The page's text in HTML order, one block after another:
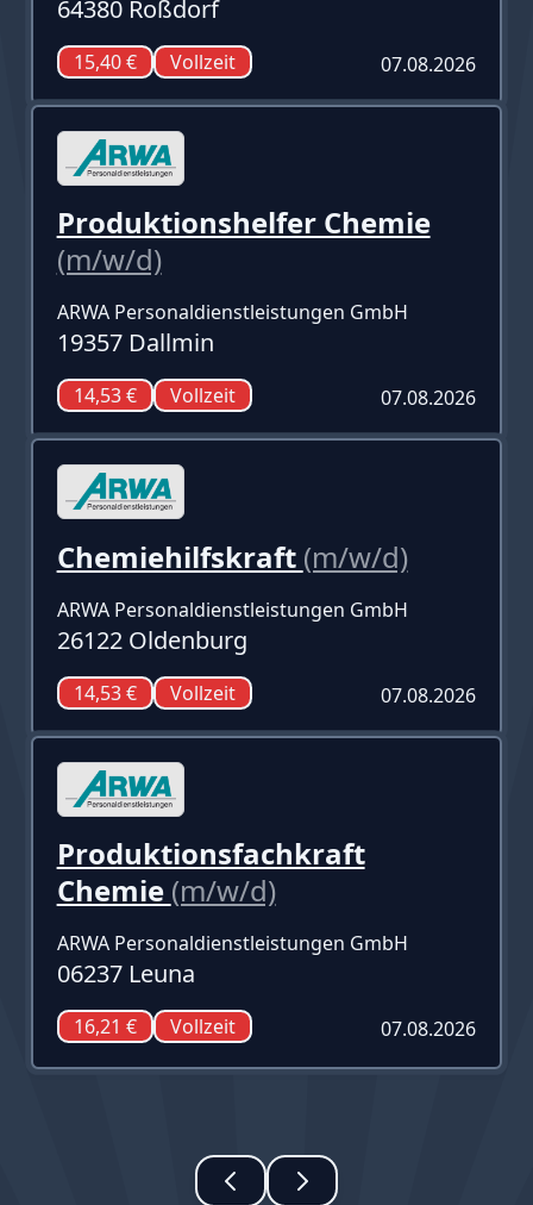
64380 Roßdorf
15,40 € Vollzeit 07.08.2026
Produktionshelfer Chemie
(m/w/d)
ARWA Personaldienstleistungen GmbH
19357 Dallmin
14,53 € Vollzeit 07.08.2026
Chemiehilfskraft (m/w/d)
ARWA Personaldienstleistungen GmbH
26122 Oldenburg
14,53 € Vollzeit 07.08.2026
Produktionsfachkraft
Chemie (m/w/d)
ARWA Personaldienstleistungen GmbH
06237 Leuna
16,21 € Vollzeit 07.08.2026